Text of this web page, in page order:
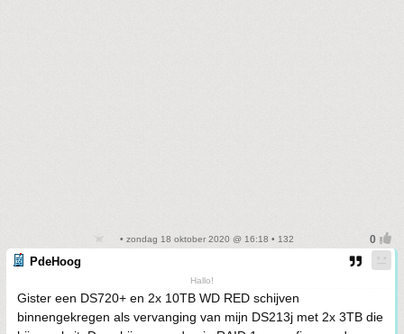
• zondag 18 oktober 2020 @ 16:18 • 132
PdeHoog
Hallo!
Gister een DS720+ en 2x 10TB WD RED schijven
binnengekregen als vervanging van mijn DS213j met 2x 3TB die